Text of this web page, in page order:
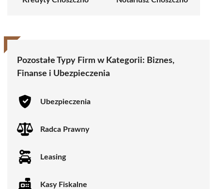
Pozostałe Typy Firm w Kategorii: Biznes,
Finanse i Ubezpieczenia
Ubezpieczenia
Radca Prawny
Leasing
Kasy Fiskalne